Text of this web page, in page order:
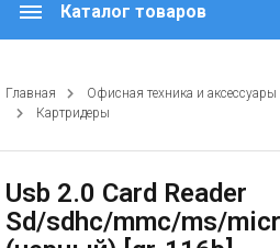
Каталог товаров
Главная Офисная техника и аксессуары
Картридеры
Usb 2.0 Card Reader
Sd/sdhc/mmc/ms/